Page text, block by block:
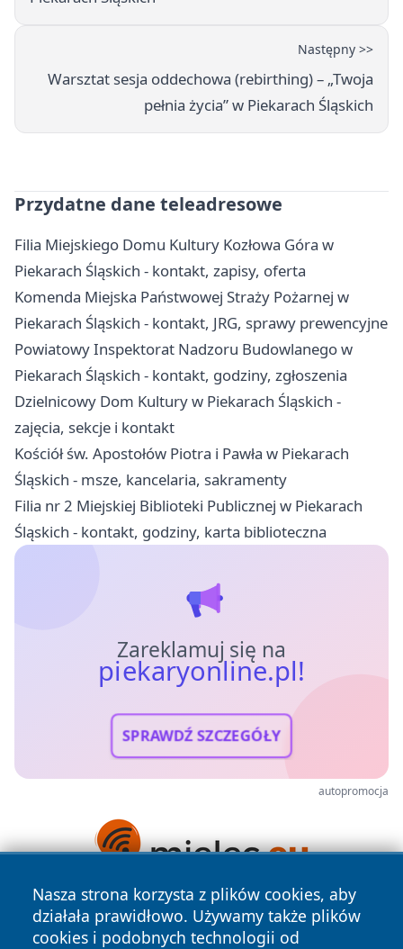
Następny >>
Warsztat sesja oddechowa (rebirthing) – „Twoja
pełnia życia” w Piekarach Śląskich
Przydatne dane teleadresowe
Filia Miejskiego Domu Kultury Kozłowa Góra w
Piekarach Śląskich - kontakt, zapisy, oferta
Komenda Miejska Państwowej Straży Pożarnej w
Piekarach Śląskich - kontakt, JRG, sprawy prewencyjne
Powiatowy Inspektorat Nadzoru Budowlanego w
Piekarach Śląskich - kontakt, godziny, zgłoszenia
Dzielnicowy Dom Kultury w Piekarach Śląskich -
zajęcia, sekcje i kontakt
Kościół św. Apostołów Piotra i Pawła w Piekarach
Śląskich - msze, kancelaria, sakramenty
Filia nr 2 Miejskiej Biblioteki Publicznej w Piekarach
Śląskich - kontakt, godziny, karta biblioteczna
Zareklamuj się na
piekaryonline.pl!
SPRAWDŹ SZCZEGÓŁY
autopromocja
Nasza strona korzysta z plików cookies, aby
działała prawidłowo. Używamy także plików
cookies i podobnych technologii od